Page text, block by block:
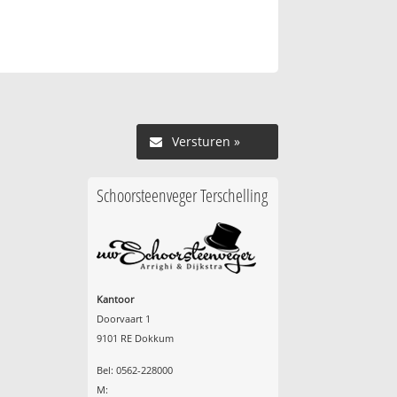
Versturen »
Schoorsteenveger Terschelling
Kantoor
Doorvaart 1
9101 RE Dokkum
Bel: 0562-228000
M: